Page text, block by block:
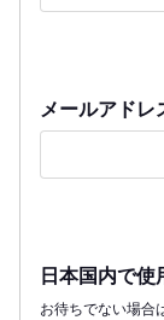
メールアドレ
日本国内で使
お待ちでない場合